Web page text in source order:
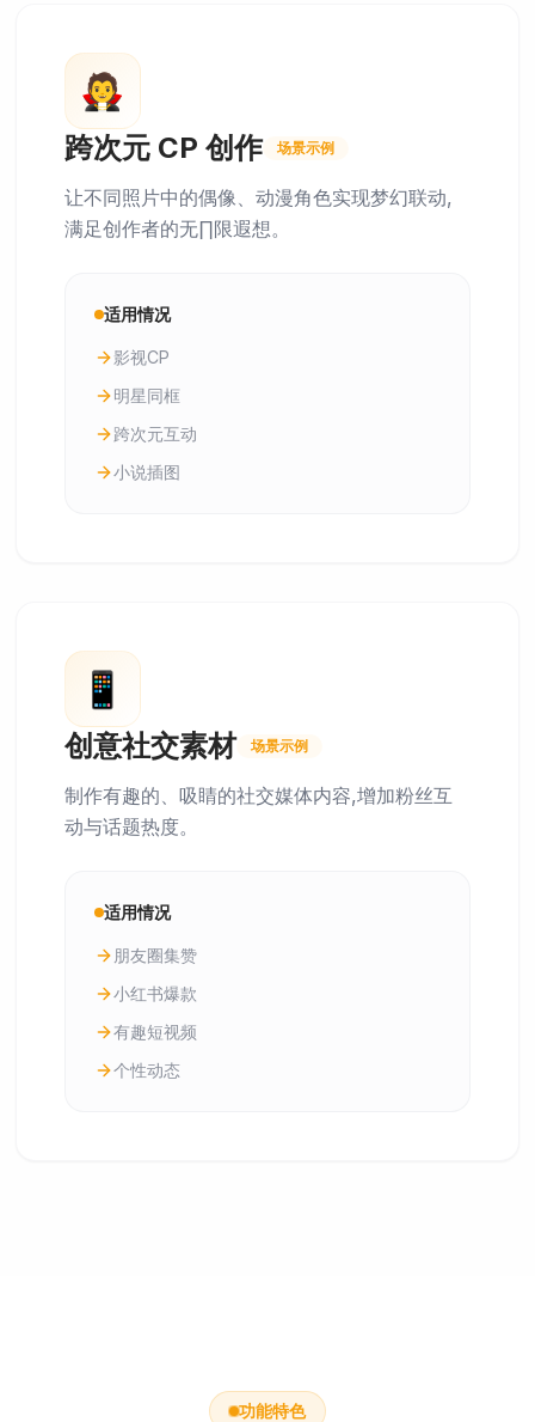
🧛
跨次元 CP 创作 场景示例
让不同照片中的偶像、动漫角色实现梦幻联动,
满足创作者的无∏限遐想。
适用情况
影视CP
明星同框
跨次元互动
小说插图
📱
创意社交素材 场景示例
制作有趣的、吸睛的社交媒体内容,增加粉丝互
动与话题热度。
适用情况
朋友圈集赞
小红书爆款
有趣短视频
个性动态
功能特色